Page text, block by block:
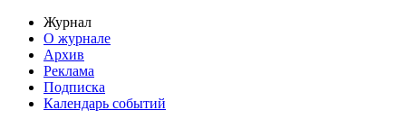
Журнал
О журнале
Архив
Реклама
Подписка
Календарь событий